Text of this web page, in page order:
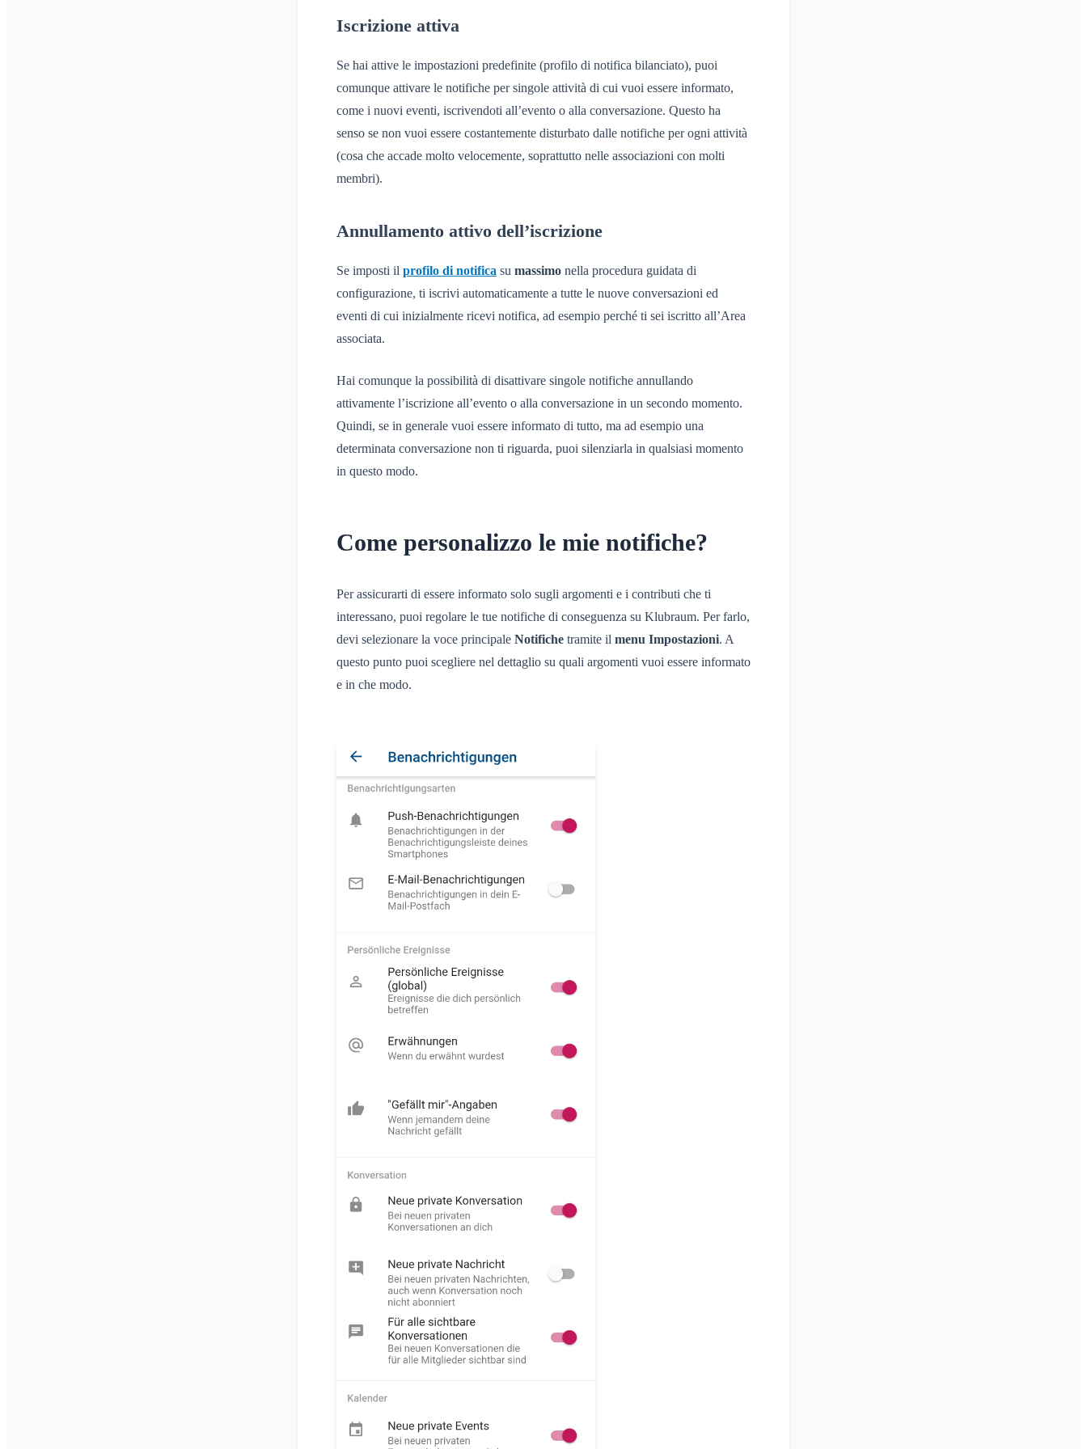
Iscrizione attiva
Se hai attive le impostazioni predefinite (profilo di notifica bilanciato), puoi
comunque attivare le notifiche per singole attività di cui vuoi essere informato,
come i nuovi eventi, iscrivendoti all’evento o alla conversazione. Questo ha
senso se non vuoi essere costantemente disturbato dalle notifiche per ogni attività
(cosa che accade molto velocemente, soprattutto nelle associazioni con molti
membri).
Annullamento attivo dell’iscrizione
Se imposti il profilo di notifica su massimo nella procedura guidata di
configurazione, ti iscrivi automaticamente a tutte le nuove conversazioni ed
eventi di cui inizialmente ricevi notifica, ad esempio perché ti sei iscritto all’Area
associata.
Hai comunque la possibilità di disattivare singole notifiche annullando
attivamente l’iscrizione all’evento o alla conversazione in un secondo momento.
Quindi, se in generale vuoi essere informato di tutto, ma ad esempio una
determinata conversazione non ti riguarda, puoi silenziarla in qualsiasi momento
in questo modo.
Come personalizzo le mie notifiche?
Per assicurarti di essere informato solo sugli argomenti e i contributi che ti
interessano, puoi regolare le tue notifiche di conseguenza su Klubraum. Per farlo,
devi selezionare la voce principale Notifiche tramite il menu Impostazioni. A
questo punto puoi scegliere nel dettaglio su quali argomenti vuoi essere informato
e in che modo.